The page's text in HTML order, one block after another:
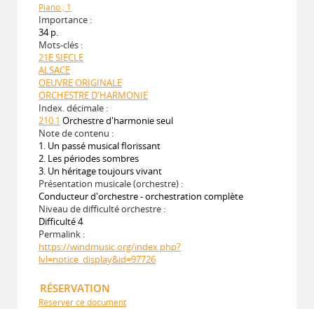
Piano ; 1
Importance :
34 p.
Mots-clés :
21E SIECLE
ALSACE
OEUVRE ORIGINALE
ORCHESTRE D'HARMONIE
Index. décimale :
210.1 Orchestre d'harmonie seul
Note de contenu :
1. Un passé musical florissant
2. Les périodes sombres
3. Un héritage toujours vivant
Présentation musicale (orchestre) :
Conducteur d'orchestre - orchestration complète
Niveau de difficulté orchestre :
Difficulté 4
Permalink :
https://windmusic.org/index.php?
lvl=notice_display&id=97726
RÉSERVATION
Réserver ce document